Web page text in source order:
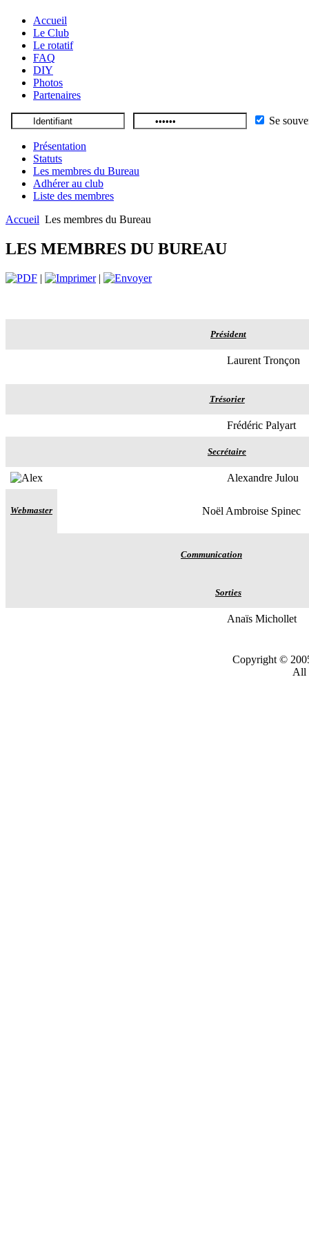
Accueil
Le Club
Le rotatif
FAQ
DIY
Photos
Partenaires
Se
Présentation
Statuts
Les membres du Bureau
Adhérer au club
Liste des membres
Accueil Les membres du Bureau
LES MEMBRES DU BUREAU
| |
Président
Laurent Tronçon
Trésorier
Frédéric Palyart
Secrétaire
Alexandre Julou
Webmaster Noël Ambroise Spinec
Communication
Sorties
Anaïs Michollet
Copyright ©
All